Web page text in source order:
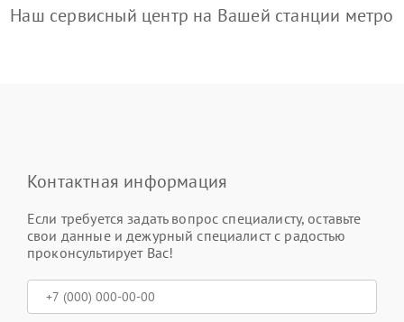
Наш сервисный центр на Вашей станции метро
Контактная информация
Если требуется задать вопрос специалисту, оставьте
свои данные и дежурный специалист с радостью
проконсультирует Вас!